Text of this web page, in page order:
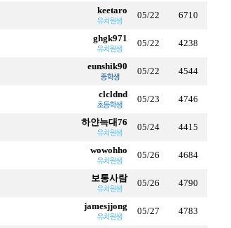
keetaro 05/22 6710
ghgk971 05/22 4238
eunshik90 05/22 4544
clcldnd 05/23 4746
하얀늑대76 05/24 4415
wowohho 05/26 4684
보통사람 05/26 4790
jamesjjong 05/27 4783